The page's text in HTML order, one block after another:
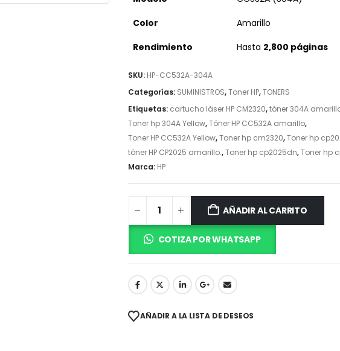
Color
Amarillo
Rendimiento
Hasta 2,800 páginas
SKU: HP-CC532A-304A
Categorías: SUMINISTROS,Toner HP,TONERS
Etiquetas: cartucho láser HP CM2320,tóner 304A
Toner hp 304A Yellow,Tóner HP CC532A amarillo,
Toner HP CC532A Yellow,Toner hp cm2320,Toner hp
tóner HP CP2025 amarillo.,Toner hp cp2025dn,Toner hp
Marca: HP
AÑADIR AL CARRITO
COTIZA POR WHATSAPP
AÑADIR A LA LISTA DE DESEOS